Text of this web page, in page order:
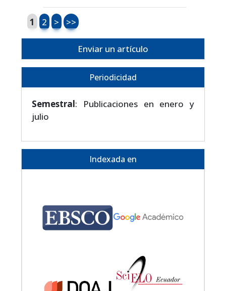
1 2 > >>
Enviar un artículo
Periodicidad
Semestral: Publicaciones en enero y
julio
Indexada en